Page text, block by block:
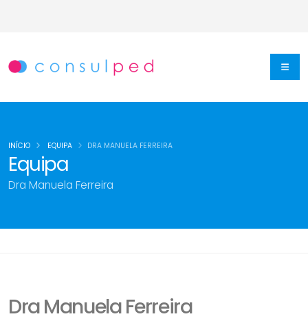
Equipa
Dra Manuela Ferreira
INÍCIO EQUIPA DRA MANUELA FERREIRA
Dra Manuela Ferreira